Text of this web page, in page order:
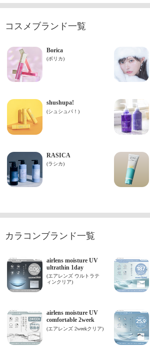
コスメブランド一覧
カラコンブランド一覧